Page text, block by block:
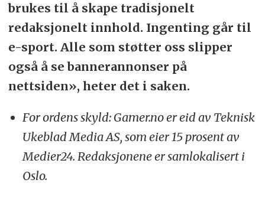
brukes til å skape tradisjonelt
redaksjonelt innhold. Ingenting går til
e-sport. Alle som støtter oss slipper
også å se bannerannonser på
nettsiden», heter det i saken.
For ordens skyld: Gamer.no er eid av Teknisk
Ukeblad Media AS, som eier 15 prosent av
Medier24. Redaksjonene er samlokalisert i
Oslo.